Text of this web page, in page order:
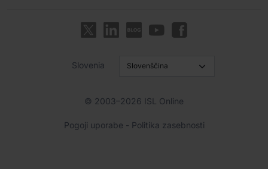
Slovenia
© 2003–2026 ISL Online
Pogoji uporabe - Politika zasebnosti